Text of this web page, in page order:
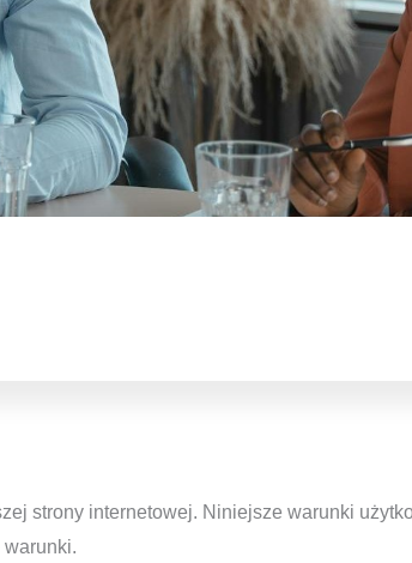
strony internetowej. Niniejsze warunki